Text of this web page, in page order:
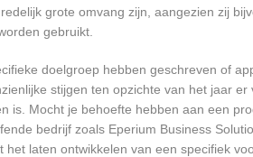
grote omvang zijn, aangezien zij
gebruikt.
doelgroep hebben geschreven of
stijgen ten opzichte van het jaar er
is. Mocht je behoefte hebben aan een
bedrijf zoals Eperium Business
laten ontwikkelen van een specifiek